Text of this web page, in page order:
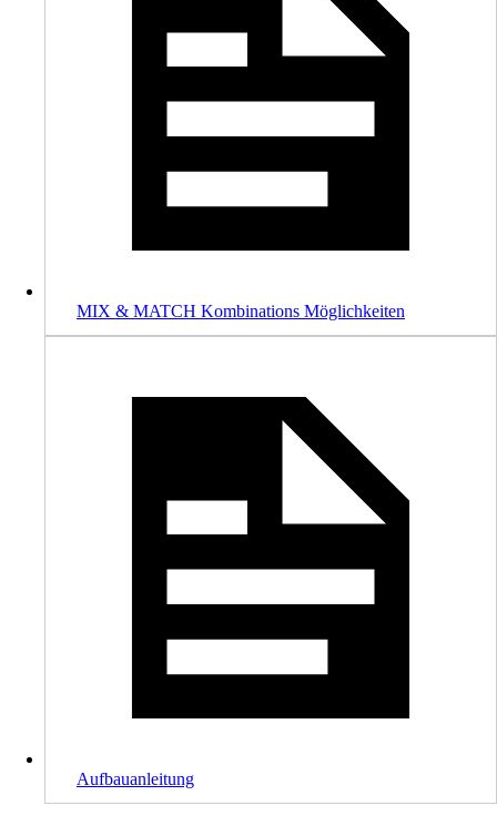
MIX & MATCH Kombinations Möglichkeiten
Aufbauanleitung